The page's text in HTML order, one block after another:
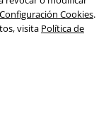
Configuración Cookies.
visita Política de